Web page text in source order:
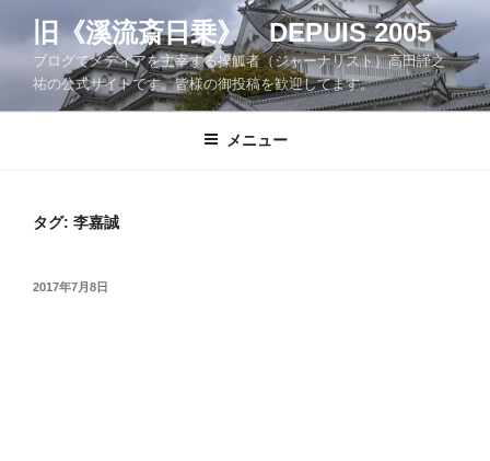
ツ
旧《溪流斎日乗》 DEPUIS 2005
ブログでメディアを主宰する操觚者（ジャーナリスト）高田謹之
祐の公式サイトです。皆様の御投稿を歓迎してます。
メニュー
タグ: 李嘉誠
投
2017年7月8日